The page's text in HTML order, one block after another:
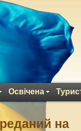
Освічена
на